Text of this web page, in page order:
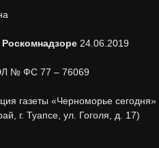
24.06.2019
№ ФС 77 – 76069
газеты «Черноморье сегодня»
г. Туапсе, ул. Гоголя, д. 17)